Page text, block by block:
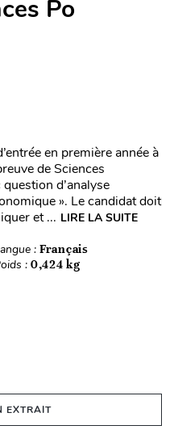
Po
en première année à
de Sciences
d’analyse
». Le candidat doit
et ... LIRE LA SUITE
: Français
: 0,424 kg
EXTRAIT